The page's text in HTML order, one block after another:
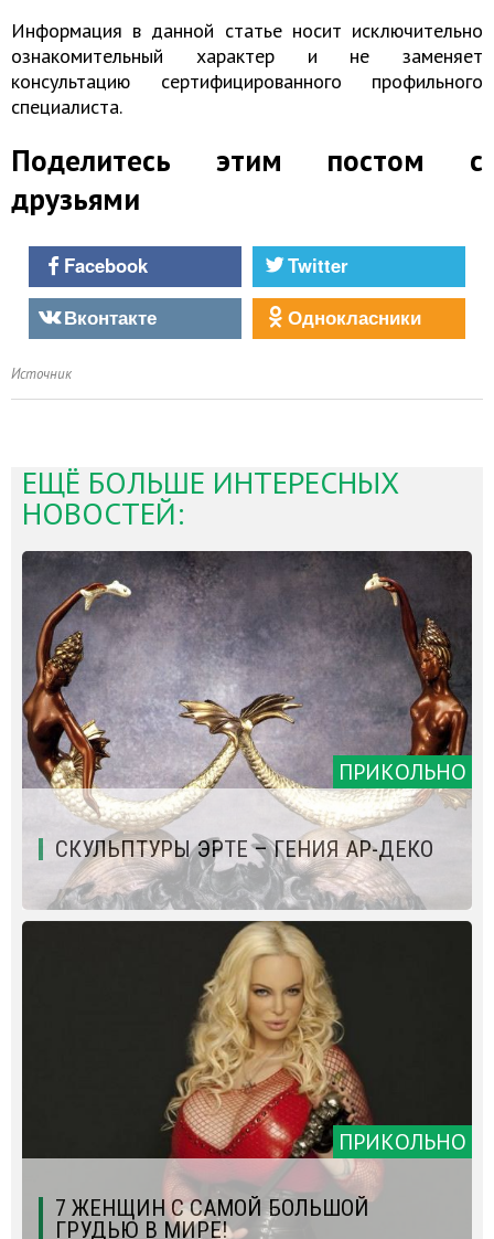
Информация в данной статье носит исключительно
ознакомительный характер и не заменяет
консультацию сертифицированного профильного
специалиста.
Поделитесь этим постом с
друзьями
Facebook
Twitter
Вконтакте
Однокласники
Источник
ЕЩЁ БОЛЬШЕ ИНТЕРЕСНЫХ
НОВОСТЕЙ:
ПРИКОЛЬНО
СКУЛЬПТУРЫ ЭРТЕ – ГЕНИЯ АР-ДЕКО
ПРИКОЛЬНО
7 ЖЕНЩИН С САМОЙ БОЛЬШОЙ
ГРУДЬЮ В МИРЕ!